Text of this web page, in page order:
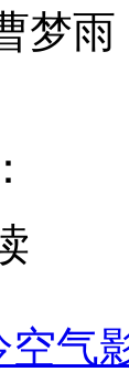
梦雨
空气